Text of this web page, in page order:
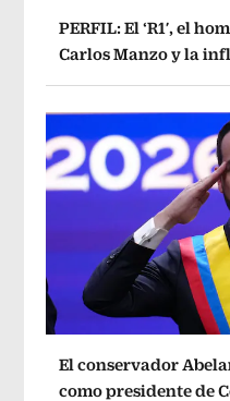
PERFIL: El ‘R1′, el
Carlos Manzo y la
El conservador
como presidente de